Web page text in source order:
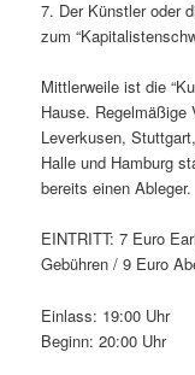
7. Der Künstler oder
zum
Mittlerweile ist die
Hause. Regelmäßige
Leverkusen,
Halle und Hamburg
bereits einen Ableger.
EINTRITT: 7 Euro
Gebühren / 9 Euro
Einlass: 19:00 Uhr
Beginn: 20:00 Uhr